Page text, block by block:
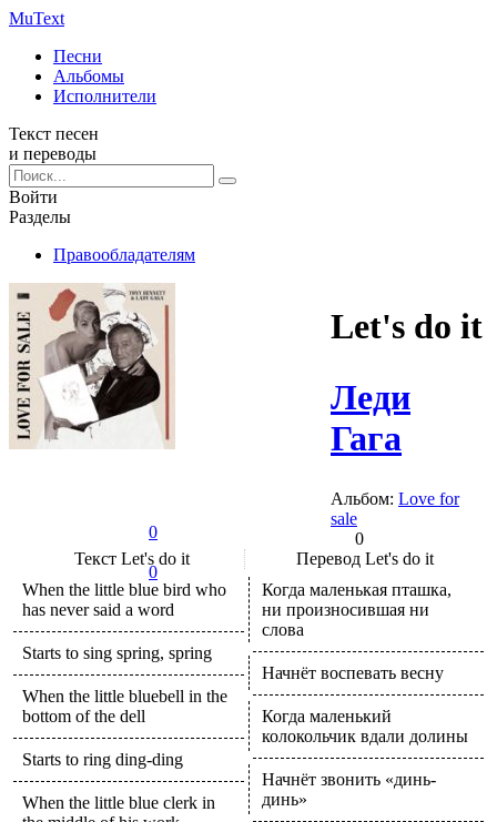
MuText
Песни
Альбомы
Исполнители
Текст песен
и переводы
Войти
Разделы
Правообладателям
0
0
Let's do it
Леди
Гага
Альбом: Love for
sale
0
Текст Let's do it Перевод Let's do it
When the little blue bird who
has never said a word
Starts to sing spring, spring
When the little bluebell in the
bottom of the dell
Starts to ring ding-ding
When the little blue clerk in
Когда маленькая пташка,
ни произносившая ни
слова
Начнёт воспевать весну
Когда маленький
колокольчик вдали долины
Начнёт звонить «динь-
динь»